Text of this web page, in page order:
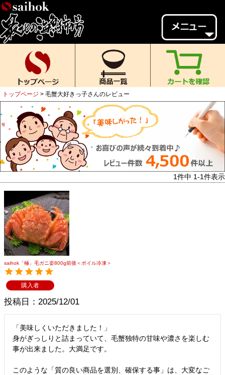
会員様メニュー
ゲスト
様、
いらっしゃいませ。
ご来店ありがとうございます。
新規会員登録
MYページ MYクーポン
ポイント履歴 お気に入り
レビュー投稿 閲覧履歴
当店について
初めての方へ
返品について
メルマガ登録
特定商取引法表示
トップページ 毛蟹大好きっ子さんのレビュー
1件中 1-1件表示
saihok「極」毛ガニ姿800g前後＜ボイル冷凍＞
購入者
投稿日 2025/12/01
「美味しくいただきました！」
身がぎっしりと詰まっていて、毛蟹独特の甘味や濃さを楽しむ
事が出来ました。大満足です。
このような「質の良い商品を選別、確保する事」は、大変なご